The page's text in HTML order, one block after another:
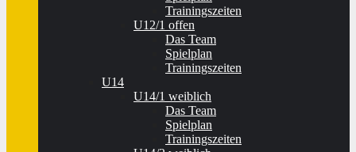
Trainingszeiten
U12/1 offen
Das Team
Spielplan
Trainingszeiten
U14
U14/1 weiblich
Das Team
Spielplan
Trainingszeiten